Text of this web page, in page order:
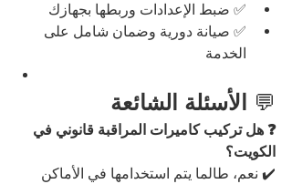
✅ ضبط الإعدادات وربطها بجهازك
✅ صيانة دورية وضمان شامل على
الخدمة
💬 الأسئلة الشائعة
❓ هل تركيب كاميرات المراقبة قانوني في
الكويت؟
✔️ نعم، طالما يتم استخدامها في الأماكن